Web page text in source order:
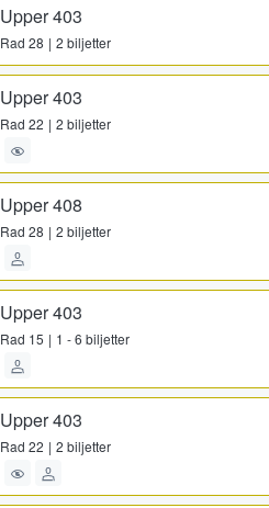
Upper 403
Rad 28 2 biljetter
Upper 403
Rad 22 2 biljetter
Upper 408
Rad 28 2 biljetter
Upper 403
Rad 15 1 - 6 biljetter
Upper 403
Rad 22 2 biljetter